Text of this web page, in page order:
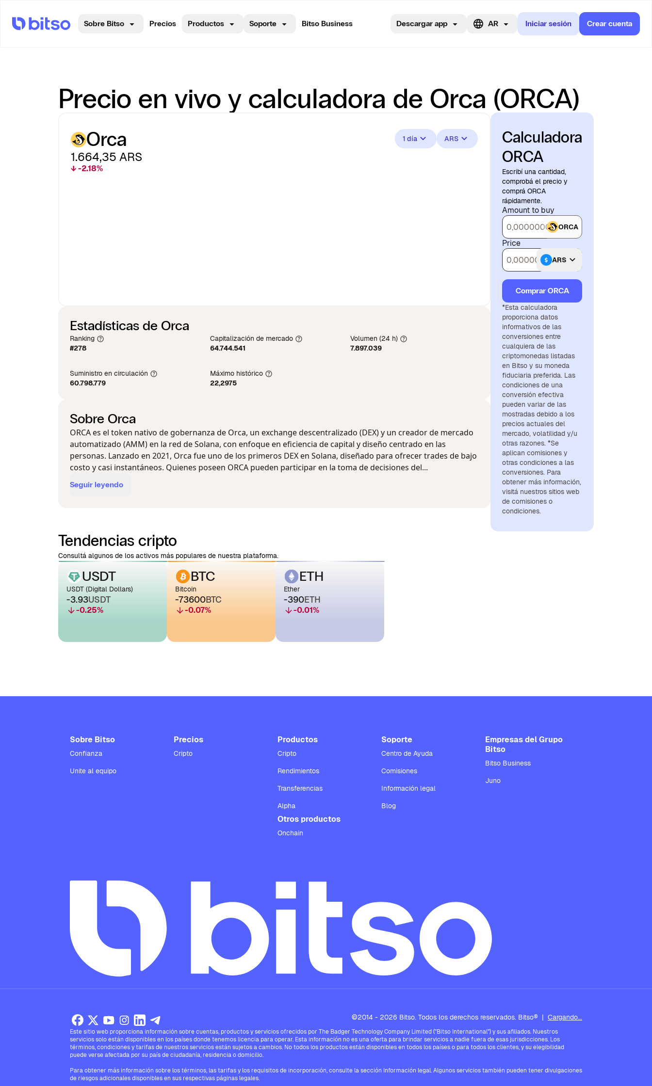
Sobre Bitso Precios Productos Soporte Bitso Business Descargar app AR Iniciar sesión Crear cuenta
Precio en vivo y calculadora de Orca (ORCA)
Orca
1.664,35 ARS
↓ -2.18%
1 día ARS
Estadísticas de Orca
Ranking
#278
Capitalización de mercado
64.744.541
Volumen (24 h)
7.897.039
Suministro en circulación
60.798.779
Máximo histórico
22,2975
Sobre Orca
ORCA es el token nativo de gobernanza de Orca, un exchange descentralizado (DEX) y un creador de mercado
automatizado (AMM) en la red de Solana, con enfoque en eficiencia de capital y diseño centrado en las
personas. Lanzado en 2021, Orca fue uno de los primeros DEX en Solana, diseñado para ofrecer trades de bajo
costo y casi instantáneos. Quienes poseen ORCA pueden participar en la toma de decisiones del...
Seguir leyendo
Calculadora
ORCA
Escribí una cantidad,
comprobá el precio y
comprá ORCA
rápidamente.
Amount to buy
ORCA
Price
ARS
Comprar ORCA
*Esta calculadora
proporciona datos
informativos de las
conversiones entre
cualquiera de las
criptomonedas listadas
en Bitso y su moneda
fiduciaria preferida. Las
condiciones de una
conversión efectiva
pueden variar de las
mostradas debido a los
precios actuales del
mercado, volatilidad y/u
otras razones. *Se
aplican comisiones y
otras condiciones a las
conversiones. Para
obtener más información,
visitá nuestros sitios web
de comisiones o
condiciones.
Tendencias cripto
Consultá algunos de los activos más populares de nuestra plataforma.
USDT
USDT (Digital Dollars)
-3.93USDT
-0.25%
BTC
Bitcoin
-73600BTC
-0.07%
ETH
Ether
-390ETH
-0.01%
Sobre Bitso
Confianza
Unite al equipo
Precios
Cripto
Productos
Cripto
Rendimientos
Transferencias
Alpha
Otros productos
Onchain
Soporte
Centro de Ayuda
Comisiones
Información legal
Blog
Empresas del Grupo
Bitso
Bitso Business
Juno
©2014 - 2026 Bitso. Todos los derechos reservados. Bitso® | Cargando...
Este sitio web proporciona información sobre cuentas, productos y servicios ofrecidos por The Badger Technology Company Limited ("Bitso International") y sus afiliados. Nuestros
servicios solo están disponibles en los países donde tenemos licencia para operar. Esta información no es una oferta para brindar servicios a nadie fuera de esas jurisdicciones. Los
términos, condiciones y tarifas de nuestros servicios están sujetos a cambios. No todos los productos están disponibles en todos los países o para todos los clientes, y su elegibilidad
puede verse afectada por su país de ciudadanía, residencia o domicilio.
Para obtener más información sobre los términos, las tarifas y los requisitos de incorporación, consulte la sección Información legal. Algunos servicios también pueden tener divulgaciones
de riesgos adicionales disponibles en sus respectivas páginas legales.